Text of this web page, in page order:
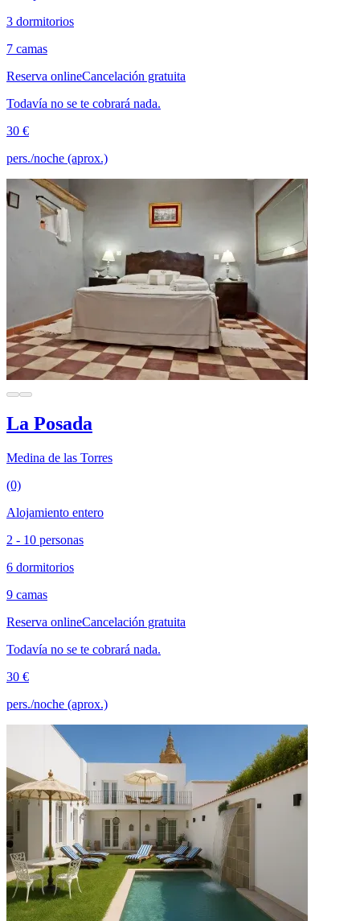
3 dormitorios
7 camas
Reserva onlineCancelación gratuita
Todavía no se te cobrará nada.
30 €
pers./noche (aprox.)
La Posada
Medina de las Torres
(0)
Alojamiento entero
2 - 10 personas
6 dormitorios
9 camas
Reserva onlineCancelación gratuita
Todavía no se te cobrará nada.
30 €
pers./noche (aprox.)